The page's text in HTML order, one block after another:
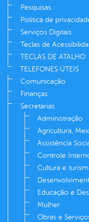
Pesquisas
Política de
Serviços Digitais
Teclas de
TECLAS DE ATALHO
TELEFONES ÚTEIS
Comunicação
Finanças
Secretarias
Administração
Agricultura,
Assistência
Controle
Cultura e
Educação e
Mulher
Obras e